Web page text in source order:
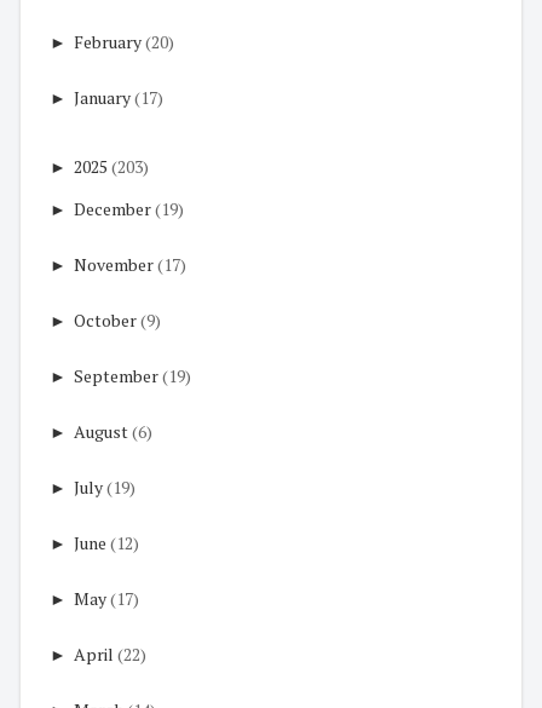
► February(20)
► January(17)
► 2025 (203)
► December(19)
► November(17)
► October(9)
► September(19)
► August(6)
► July(19)
► June (12)
► May(17)
► April (22)